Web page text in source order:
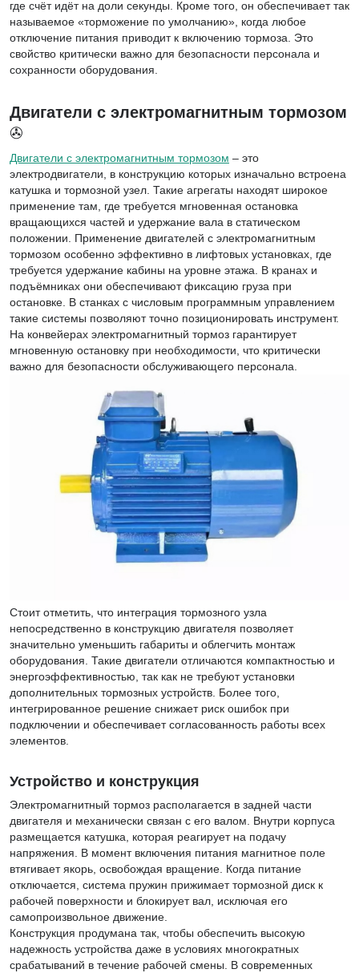
где счёт идёт на доли секунды. Кроме того, он обеспечивает так
называемое «торможение по умолчанию», когда любое
отключение питания приводит к включению тормоза. Это
свойство критически важно для безопасности персонала и
сохранности оборудования.
Двигатели с электромагнитным тормозом
✇
Двигатели с электромагнитным тормозом – это
электродвигатели, в конструкцию которых изначально встроена
катушка и тормозной узел. Такие агрегаты находят широкое
применение там, где требуется мгновенная остановка
вращающихся частей и удержание вала в статическом
положении. Применение двигателей с электромагнитным
тормозом особенно эффективно в лифтовых установках, где
требуется удержание кабины на уровне этажа. В кранах и
подъёмниках они обеспечивают фиксацию груза при
остановке. В станках с числовым программным управлением
такие системы позволяют точно позиционировать инструмент.
На конвейерах электромагнитный тормоз гарантирует
мгновенную остановку при необходимости, что критически
важно для безопасности обслуживающего персонала.
Стоит отметить, что интеграция тормозного узла
непосредственно в конструкцию двигателя позволяет
значительно уменьшить габариты и облегчить монтаж
оборудования. Такие двигатели отличаются компактностью и
энергоэффективностью, так как не требуют установки
дополнительных тормозных устройств. Более того,
интегрированное решение снижает риск ошибок при
подключении и обеспечивает согласованность работы всех
элементов.
Устройство и конструкция
Электромагнитный тормоз располагается в задней части
двигателя и механически связан с его валом. Внутри корпуса
размещается катушка, которая реагирует на подачу
напряжения. В момент включения питания магнитное поле
втягивает якорь, освобождая вращение. Когда питание
отключается, система пружин прижимает тормозной диск к
рабочей поверхности и блокирует вал, исключая его
самопроизвольное движение.
Конструкция продумана так, чтобы обеспечить высокую
надежность устройства даже в условиях многократных
срабатываний в течение рабочей смены. В современных